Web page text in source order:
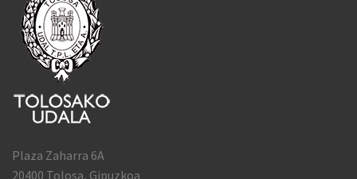
Plaza Zaharra 6A
20400 Tolosa, Gipuzkoa